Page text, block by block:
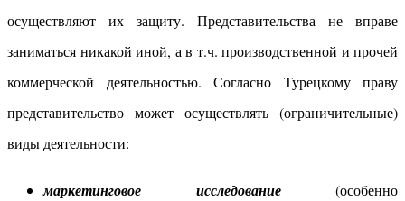
осуществляют их защиту. Представительства не вправе
заниматься никакой иной, а в т.ч. производственной и прочей
коммерческой деятельностью. Согласно Турецкому праву
представительство может осуществлять (ограничительные)
виды деятельности:
маркетинговое исследование(особенно